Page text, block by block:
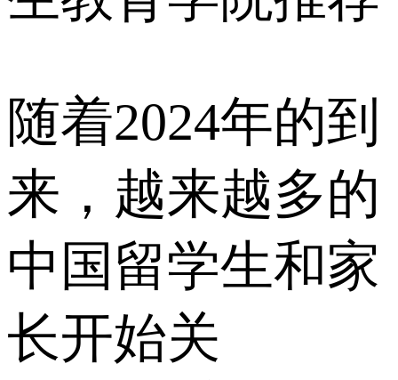
随着2024年的到
来，越来越多的
中国留学生和家
长开始关